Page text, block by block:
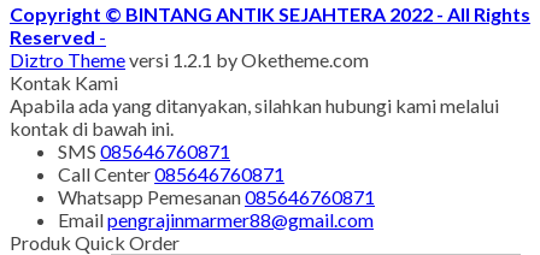
Copyright © BINTANG ANTIK SEJAHTERA 2022 - All Rights
Reserved -
Diztro Themeversi 1.2.1 by Oketheme.com
Kontak Kami
Apabila ada yang ditanyakan, silahkan hubungi kami melalui
kontak di bawah ini.
SMS 085646760871
Call Center085646760871
Whatsapp Pemesanan085646760871
Emailpengrajinmarmer88@gmail.com
Produk Quick Order